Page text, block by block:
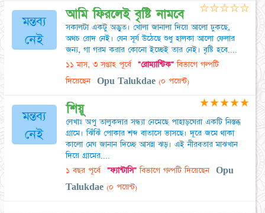
মন্তব্য
নেই
আমি ফিরলেই বৃষ্টি নামবে
সকালটা একটু অদ্ভুত। খোলা জানালা দিয়ে আলো ঢুকছে,
অথচ রোদ নেই। যেন সূর্য উঠেছে শুধু হালকা আলো ফেলার
জন্য, গা গরম করার কোনো ইচ্ছেই তার নেই। বৃষ্টি হবে....
১১ মাস, ৩ সপ্তাহ পূর্বে "রোম্যান্টিক"বিভাগে গল্পটি
দিয়েছেন
Opu Talukdae(০ পয়েন্ট)
☆☆☆☆☆
মন্তব্য
নেই
শিয়ূ
লেখাঃ অপু তালুকদার সন্ধ্যা নেমেছে পাহাড়ঘেরা একটি নিস্তব্ধ
গ্রামে। ঝিঁঝিঁ পোকার শব্দ বাতাসে ভাসছে। দূরে জমে থাকা
কালো মেঘ জানান দিচ্ছে আসন্ন ঝড়। এই নীরবতার মাঝখান
দিয়ে গ্রামের....
১ বছর পূর্বে "ফ্যান্টাসি"বিভাগে গল্পটি দিয়েছেন
Opu
Talukdae(০ পয়েন্ট)
★★★★★